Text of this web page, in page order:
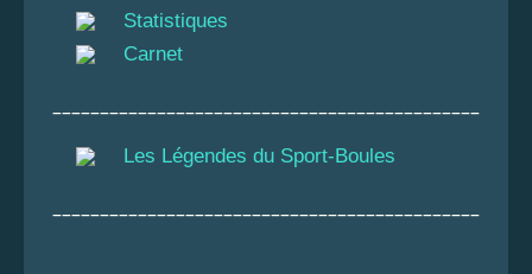
Statistiques
Carnet
Les Légendes du Sport-Boules